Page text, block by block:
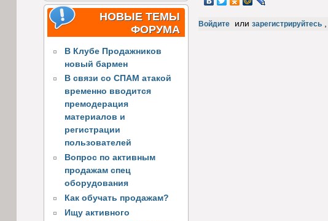
НОВЫЕ ТЕМЫ
ФОРУМА
В Клубе Продажников
новый бармен
В связи со СПАМ атакой
временно вводится
премодерация
материалов и
регистрации
пользователей
Вопрос по активным
продажам спец
оборудования
Как обучать продажам?
Ищу активного
Войдите или зарегистрируйтесь